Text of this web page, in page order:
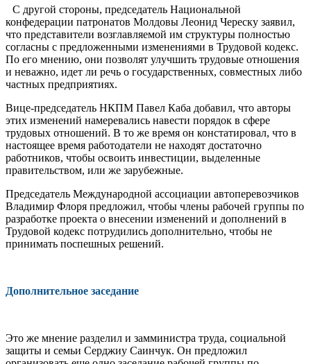
С другой стороны, председатель На­циональной
конфедерации патронатов Молдовы Леонид Череску заявил,
что представители возглавляемой им струк­туры полностью
согласны с предложен­ными изменениями в Трудовой кодекс.
По его мнению, они позволят улучшить трудовые отношения
и неважно, идет ли речь о государственных, совместных либо
частных предприятиях.
Вице-председатель НКПМ Павел Каба добавил, что авторы
этих изме­нений намеревались навести порядок в сфере
трудовых отношений. В то же время он констатировал, что в
настоя­щее время работодатели не находят достаточно
работников, чтобы освоить ин­вестиции, выделенные
правительством, или же зарубежные.
Председатель Международной ассо­циации автоперевозчиков
Владимир Флоря предложил, чтобы члены рабо­чей группы по
разработке проекта о внесении изменений и дополнений в
Трудовой кодекс потрудились допол­нительно, чтобы не
принимать поспеш­ных решений.
Дополнительное заседание
Это же мнение разделил и замми­нистра труда, социальной
защиты и се­мьи Серджиу Саинчук. Он предложил